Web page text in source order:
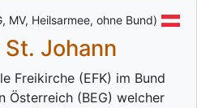
MV, Heilsarmee, ohne Bund)
Johann
Freikirche (EFK) im Bund
Österreich (BEG) welcher